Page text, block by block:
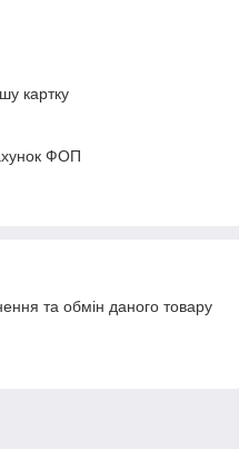
картку
ФОП
та обмін даного товару